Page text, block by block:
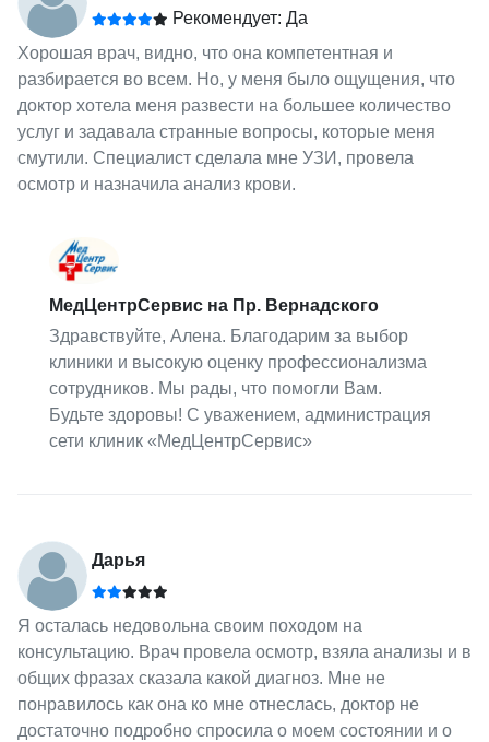
Рекомендует: Да
Хорошая врач, видно, что она компетентная и
разбирается во всем. Но, у меня было ощущения, что
доктор хотела меня развести на большее количество
услуг и задавала странные вопросы, которые меня
смутили. Специалист сделала мне УЗИ, провела
осмотр и назначила анализ крови.
МедЦентрСервис на Пр. Вернадского
Здравствуйте, Алена. Благодарим за выбор
клиники и высокую оценку профессионализма
сотрудников. Мы рады, что помогли Вам.
Будьте здоровы! С уважением, администрация
сети клиник «МедЦентрСервис»
Дарья
Я осталась недовольна своим походом на
консультацию. Врач провела осмотр, взяла анализы и в
общих фразах сказала какой диагноз. Мне не
понравилось как она ко мне отнеслась, доктор не
достаточно подробно спросила о моем состоянии и о